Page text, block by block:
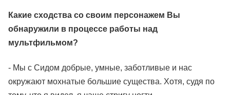
Какие сходства со своим персонажем Вы
обнаружили в процессе работы над
мультфильмом?
- Мы с Сидом добрые, умные, заботливые и нас
окружают мохнатые большие существа. Хотя, судя по